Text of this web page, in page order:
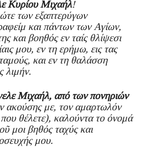
Κυρίου Μιχαήλ!
των εξαπτερύγων
και πάντων των Αγίων,
και βοηθός εν ταίς θλίψεσι
μου, εν τη ερήμω, εις τας
και εν τη θαλάσση
λιμήν.
Μιχαήλ, από των πονηριών
ακούσης με, τον αμαρτωλόν
θέλετε), καλούντα το όνομά
μοι βηθός ταχύς και
μου.